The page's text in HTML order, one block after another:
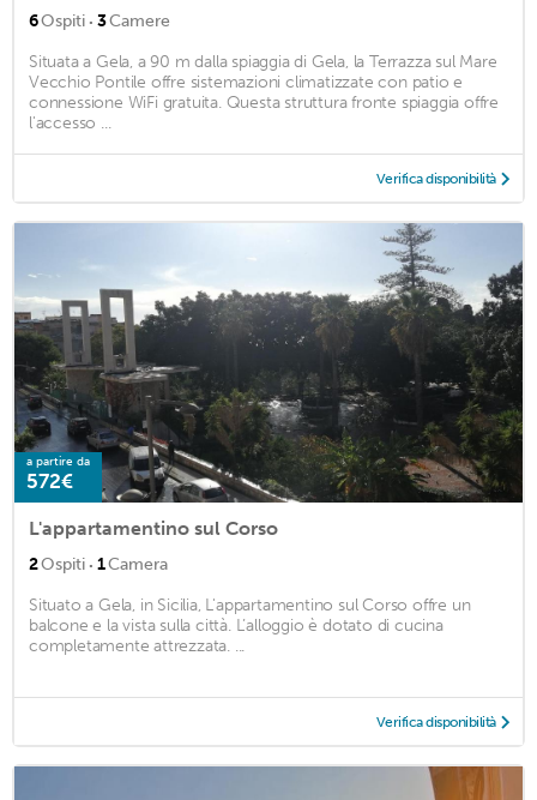
6Ospiti · 3Camere
Situata a Gela, a 90 m dalla spiaggia di Gela, la Terrazza sul Mare
Vecchio Pontile offre sistemazioni climatizzate con patio e
connessione WiFi gratuita. Questa struttura fronte spiaggia offre
l'accesso ...
Verifica disponibilità
a partire da
572€
L'appartamentino sul Corso
2Ospiti · 1Camera
Situato a Gela, in Sicilia, L'appartamentino sul Corso offre un
balcone e la vista sulla città. L’alloggio è dotato di cucina
completamente attrezzata. ...
Verifica disponibilità